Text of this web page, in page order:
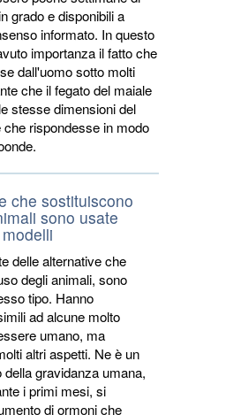
grado e disponibili a
informato. In questo
importanza il fatto che
dall'uomo sotto molti
che il fegato del maiale
stesse dimensioni del
che rispondesse in modo
che sostituiscono
sono usate
delle alternative che
degli animali, sono
tipo. Hanno
ad alcune molto
umano, ma
altri aspetti. Ne è un
gravidanza umana,
i primi mesi, si
di ormoni che